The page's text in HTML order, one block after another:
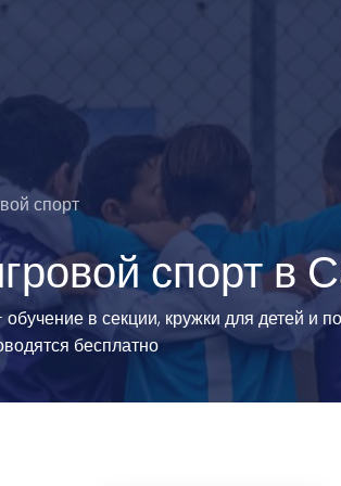
виды
спорт
спорта
спорт
спорт в
в секции, кружки для детей и
бесплатно